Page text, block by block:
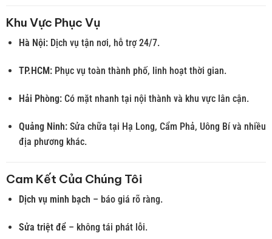
Khu Vực Phục Vụ
Hà Nội:Dịch vụ tận nơi, hỗ trợ 24/7.
TP.HCM:Phục vụ toàn thành phố, linh hoạt thời gian.
Hải Phòng:Có mặt nhanh tại nội thành và khu vực lân cận.
Quảng Ninh:Sửa chữa tại Hạ Long, Cẩm Phả, Uông Bí và nhiều
địa phương khác.
Cam Kết Của Chúng Tôi
Dịch vụ minh bạch – báo giá rõ ràng.
Sửa triệt để– không tái phát lỗi.